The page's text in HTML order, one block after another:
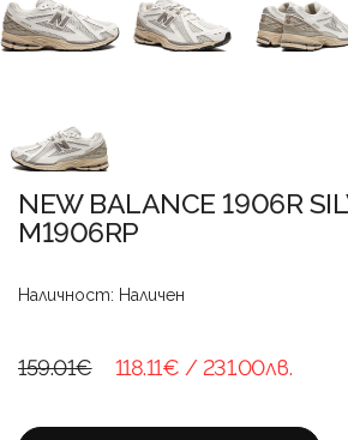
NEW BALANCE 1906R
M1906RP
Наличност: Наличен
159.01€ 118.11€ / 231.00лв.